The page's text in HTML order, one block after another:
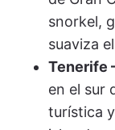
snorkel,
suaviza
Tenerife
en el sur
turística